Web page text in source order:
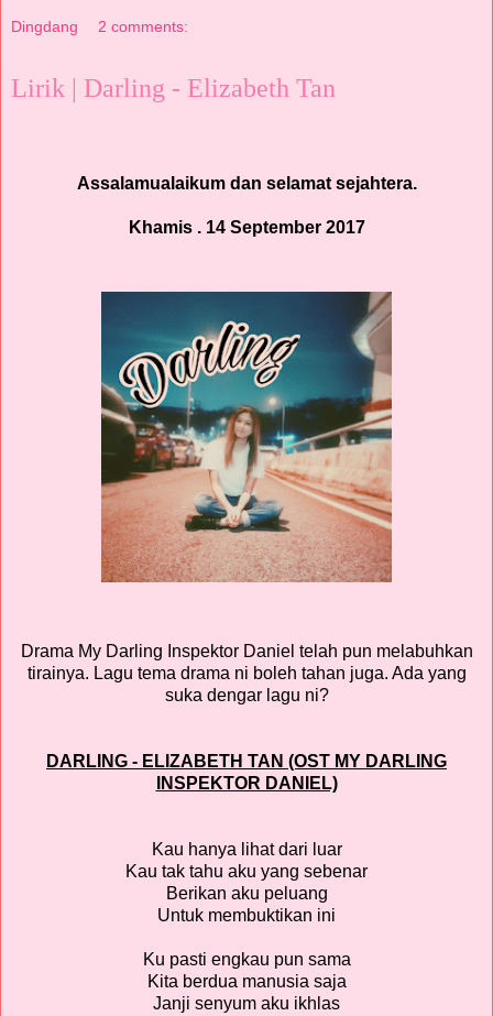
Dingdang 2 comments:
Lirik | Darling - Elizabeth Tan
Assalamualaikum dan selamat sejahtera.
Khamis . 14 September 2017
Drama My Darling Inspektor Daniel telah pun melabuhkan
tirainya. Lagu tema drama ni boleh tahan juga. Ada yang
suka dengar lagu ni?
DARLING - ELIZABETH TAN (OST MY DARLING
INSPEKTOR DANIEL)
Kau hanya lihat dari luar
Kau tak tahu aku yang sebenar
Berikan aku peluang
Untuk membuktikan ini
Ku pasti engkau pun sama
Kita berdua manusia saja
Janji senyum aku ikhlas